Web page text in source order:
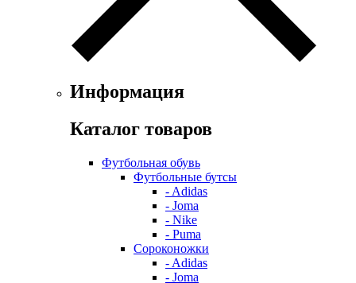
Информация
Каталог товаров
Футбольная обувь
Футбольные бутсы
- Adidas
- Joma
- Nike
- Puma
Сороконожки
- Adidas
- Joma